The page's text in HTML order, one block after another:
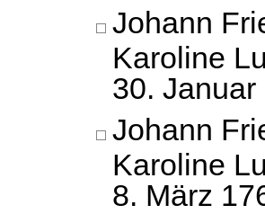
Johann
Karoline
30. Januar
Johann
Karoline
8. März